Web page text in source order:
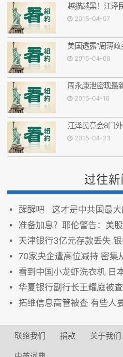
越描越黑！江泽
2015-04-07
美国透露“周薄
2015-04-08
周永康泄密现最
2015-04-16
江泽民竟会8门
2015-04-23
过往新
醒醒吧 这才是中共国最大
准备加息？耶伦警告：美
天津银行3亿元存款丢失 银行人
70家央企遭高位减持 密集
看到中国小龙虾洗衣机 日
华夏银行副行长王耀庭被
拓维信息高管被查 有些人
联络我们 捐款 关于我们